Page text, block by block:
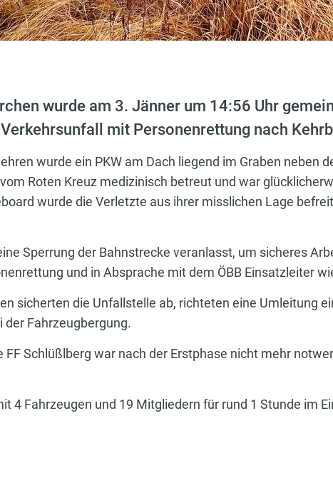
wurde am 3. Jänner um 14:56 Uhr
mit Personenrettung nach
wurde ein PKW am Dach liegend im Graben neben
Roten Kreuz medizinisch betreut und war
wurde die Verletzte aus ihrer misslichen Lage
Sperrung der Bahnstrecke veranlasst, um sicheres
und in Absprache mit dem ÖBB Einsatzleiter
sicherten die Unfallstelle ab, richteten eine Umleitung
Fahrzeugbergung.
FF Schlüßlberg war nach der Erstphase nicht mehr
4 Fahrzeugen und 19 Mitgliedern für rund 1 Stunde im